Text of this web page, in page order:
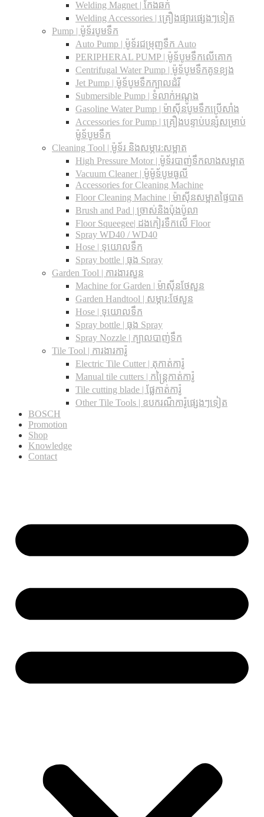
Welding Magnet | កែងឆក់
Welding Accessories | គ្រឿងផ្សារផ្សេងៗទៀត
Pump | ម៉ូទ័របូមទឹក
Auto Pump | ម៉ូទ័រជម្រុញទឹក Auto
PERIPHERAL PUMP | ម៉ូទ័បូមទឹកលើគោក
Centrifugal Water Pump | ម៉ូទ័បូមទឹកគូទខ្យង
Jet Pump | ម៉ូទ័បូមទឹកក្បាលដំរី
Submersible Pump | ទំលាក់អណ្តូង
Gasoline Water Pump | ម៉ាស៊ីនបូមទឹកប្រើសាំង
Accessories for Pump | គ្រឿងបន្ទាប់បន្សំសម្រាប់
ម៉ូទ័បូមទឹក
Cleaning Tool | ម៉ូទ័រ និងសម្ភារ:សម្អាត
High Pressure Motor | ម៉ូទ័របាញ់ទឹកលាងសម្អាត
Vacuum Cleaner | ម៉ូម៉ូទ័បូមធូលី
Accessories for Cleaning Machine
Floor Cleaning Machine | ម៉ាស៊ីនសម្អាតផ្ទៃបាត
Brush and Pad | ច្រាស់និងប៉ុងប៉ូលា
Floor Squeegee| ដងកៀរទឺកលើ Floor
Spray WD40 / WD40
Hose | ទុយោលទឹក
Spray bottle | ធុង Spray
Garden Tool | ការងារសួន
Machine for Garden | ម៉ាស៊ីនថែសួន
Garden Handtool | សម្ភារ:ថែសួន
Hose | ទុយោលទឹក
Spray bottle | ធុង Spray
Spray Nozzle | ក្បាលបាញ់ទឹក
Tile Tool | ការងារការ៉ូ
Electric Tile Cutter | តុកាត់ការ៉ូ
Manual tile cutters | កន្ត្រៃកាត់ការ៉ូ
Tile cutting blade | ផ្លែកាត់ការ៉ូ
Other Tile Tools | ឧបករណ៏ការ៉ូផ្សេងៗទៀត
BOSCH
Promotion
Shop
Knowledge
Contact